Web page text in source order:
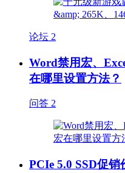
论坛 2
Word禁用宏、
在哪里设置方法？
问答 2
PCIe 5.0 SSD促